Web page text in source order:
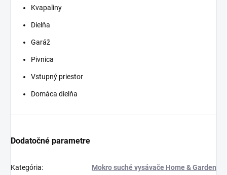
Kvapaliny
Dielňa
Garáž
Pivnica
Vstupný priestor
Domáca dielňa
Dodatočné parametre
Kategória: Mokro suché vysávače Home & Garden